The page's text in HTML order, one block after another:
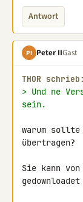
Antwort
PI Peter IIGast
THOR schrieb:
> Und ne
sein.
warum
übertragen?
Sie kann
gedownloadet